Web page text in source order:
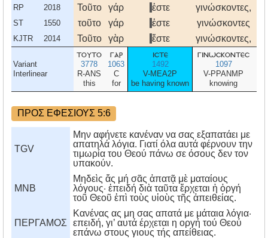
RP 2018 Τοῦτο γάρ ἐστε γινώσκοντες,
ST 1550 τοῦτο γάρ ἐστε γινώσκοντες
KJTR 2014 Τοῦτο γὰρ ἔστε γινώσκοντες,
Variant
Interlinear
τουτο
3778
R-ANS
this
γαρ
1063
C
for
ιστε
1492
V-MEA2P
be having known
γινωσκοντεσ
1097
V-PPANMP
knowing
ΠΡΟΣ ΕΦΕΣΙΟΥΣ 5:6
TGV
Μην αφήνετε κανέναν να σας εξαπατάει με
απατηλά λόγια. Γιατί όλα αυτά φέρνουν την
τιμωρία του Θεού πάνω σε όσους δεν τον
υπακούν.
MNB
Μηδεὶς ἄς μή σᾶς ἀπατᾷ μὲ ματαίους
λόγους· ἐπειδή διὰ ταῦτα ἔρχεται ἡ ὀργή
τοῦ Θεοῦ ἐπὶ τοὺς υἱοὺς τῆς ἀπειθείας.
ΠΕΡΓΑΜΟΣ
Kανένας ας μη σας απατά με μάταια λόγια·
επειδή, γι’ αυτά έρχεται η οργή τού Θεού
επάνω στους γιους τής απείθειας.